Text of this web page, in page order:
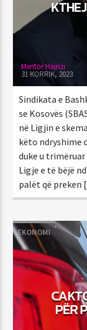
Mentor Hajrizi
31 KORRIK, 2023
Sindikata e
se Kosovës
në Ligjin e
këto ndryshime
duke u
Ligje e të bëjë
palët që
EKONOMI
PËR